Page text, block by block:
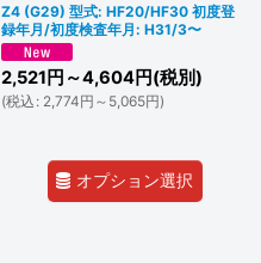
Z4 (G29) 型式: HF20/HF30 初度登
録年月/初度検査年月: H31/3〜
2,521 円 ～4,604円(税別)
(税込 : 2,774円 ～5,065円)
オプション選択